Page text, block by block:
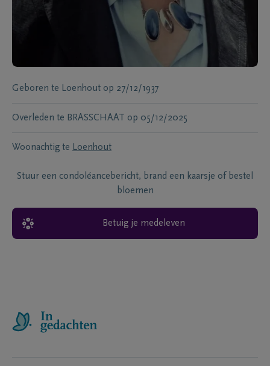
Geboren te Loenhout op 27/12/1937
Overleden te BRASSCHAAT op 05/12/2025
Woonachtig te Loenhout
Stuur een condoléancebericht, brand een kaarsje of bestel
bloemen
Betuig je medeleven